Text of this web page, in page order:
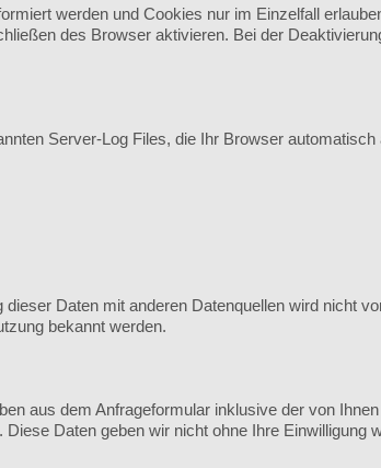
werden und Cookies nur im Einzelfall
des Browser aktivieren. Bei der
Server-Log Files, die Ihr Browser
Daten mit anderen Datenquellen wird nicht
bekannt werden.
aus dem Anfrageformular inklusive der von
Daten geben wir nicht ohne Ihre Einwilligung